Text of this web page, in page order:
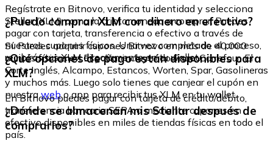
Regístrate en Bitnovo, verifica tu identidad y selecciona
Stellar (XLM) como la criptomoneda a comprar. Puedes
pagar con tarjeta, transferencia o efectivo a través de
nuestros cupones físicos. Una vez completado el proceso,
recibirás tus XLM directamente en tu wallet.
¿Puedo comprar XLM con dinero en efectivo?
Sí. Puedes adquirir cupones Bitnovo en más de 40.000
puntos físicos en España, incluyendo Fnac, Carrefour, El
Corte Inglés, Alcampo, Estancos, Worten, Spar, Gasolineras
y muchos más. Luego solo tienes que canjear el cupón en
nuestrawebo app para recibir tus XLM en tu wallet.
¿Qué opciones de pago están disponibles para
XLM?
En Bitnovo puedes pagar con tarjeta de crédito/débito,
transferencia bancaria SEPA o mediante cupones en
efectivo disponibles en miles de tiendas físicas en todo el
país.
¿Dónde se almacenan mis Stellar después de
comprarlos?